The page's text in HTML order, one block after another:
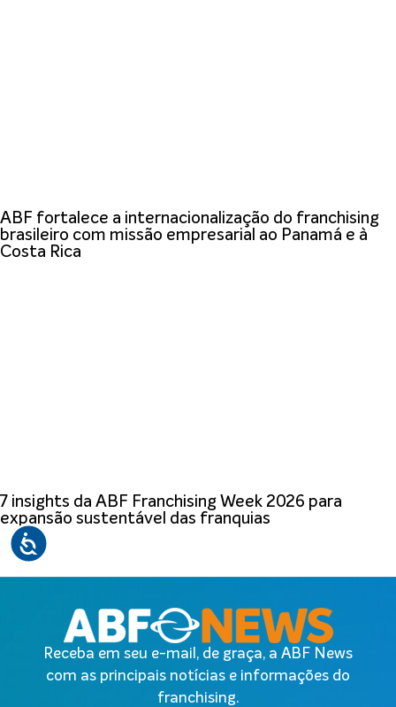
ABF fortalece a internacionalização do franchising
brasileiro com missão empresarial ao Panamá e à
Costa Rica
7 insights da ABF Franchising Week 2026 para
expansão sustentável das franquias
Receba em seu e-mail, de graça, a ABF News
com as principais notícias e informações do
franchising.